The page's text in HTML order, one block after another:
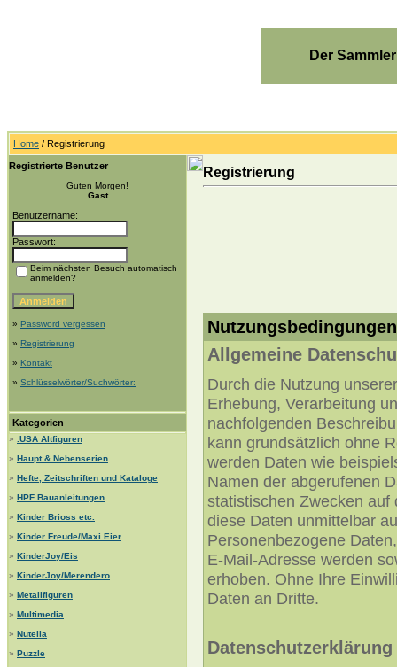
Der
Home / Registrierung
Registrierte Benutzer
Guten Morgen!
Gast
Benutzername:
Passwort:
Beim nächsten Besuch automatisch
anmelden?
» Password vergessen
» Registrierung
» Kontakt
» Schlüsselwörter/Suchwörter:
Kategorien
»
.USA Altfiguren
» Haupt & Nebenserien
» Hefte, Zeitschriften und Kataloge
» HPF Bauanleitungen
» Kinder Brioss etc.
» Kinder Freude/Maxi Eier
» KinderJoy/Eis
» KinderJoy/Merendero
» Metallfiguren
» Multimedia
» Nutella
» Puzzle
Registrierung
Allgemeine
Durch die Nutzung
Erhebung, Verarbeitung
nachfolgenden
kann grundsätzlich ohne
werden Daten wie
Namen der abgerufenen
statistischen Zwecken
diese Daten unmittelbar
Personenbezogene
E-Mail-Adresse werden
erhoben. Ohne Ihre
Daten an Dritte.